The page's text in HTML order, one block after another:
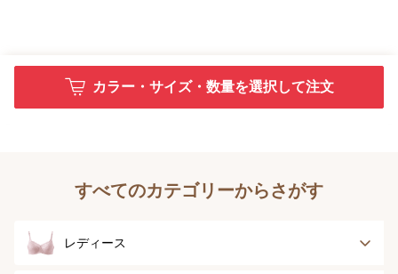
カラー・サイズ・数量を選択して注文
すべてのカテゴリーからさがす
レディース